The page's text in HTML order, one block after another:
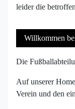
leider die
Willkommen
Die
Auf unserer
Verein und den